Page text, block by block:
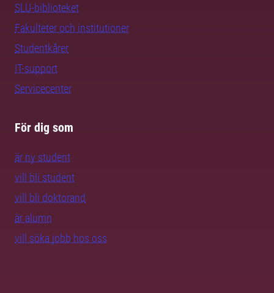
SLU-biblioteket
Fakulteter och institutioner
Studentkårer
IT-support
Servicecenter
För dig som
är ny student
vill bli student
vill bli doktorand
är alumn
vill söka jobb hos oss